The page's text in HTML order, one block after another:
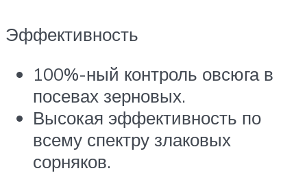
Эффективность
100%-ный контроль овсюга в
посевах зерновых.
Высокая эффективность по
всему спектру злаковых
сорняков.